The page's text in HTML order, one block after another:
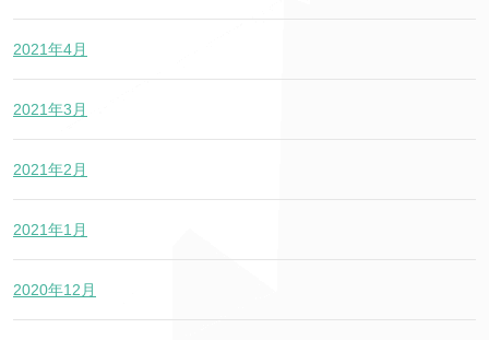
2021年4月
2021年3月
2021年2月
2021年1月
2020年12月